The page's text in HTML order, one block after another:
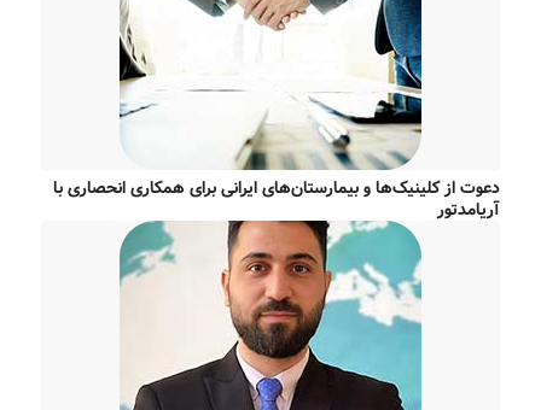
دعوت از کلینیک‌ها و بیمارستان‌های ایرانی برای همکاری انحصاری با
آریامدتور